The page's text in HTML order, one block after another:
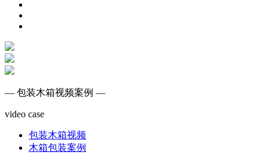
— 包装木箱视频案例 —
video case
包装木箱视频
木箱包装案例